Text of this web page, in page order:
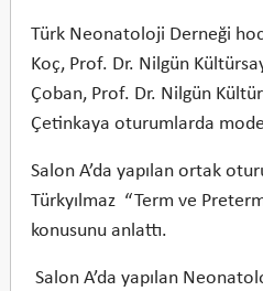
Türk Neonatoloji Derneği
Koç, Prof. Dr. Nilgün
Çoban, Prof. Dr. Nilgün
Çetinkaya oturumlarda
Salon A’da yapılan ortak
Türkyılmaz “Term ve
konusunu anlattı.
Salon A’da yapılan